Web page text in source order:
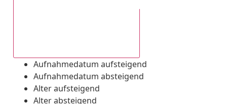
Aufnahmedatum aufsteigend
Aufnahmedatum absteigend
Alter aufsteigend
Alter absteigend